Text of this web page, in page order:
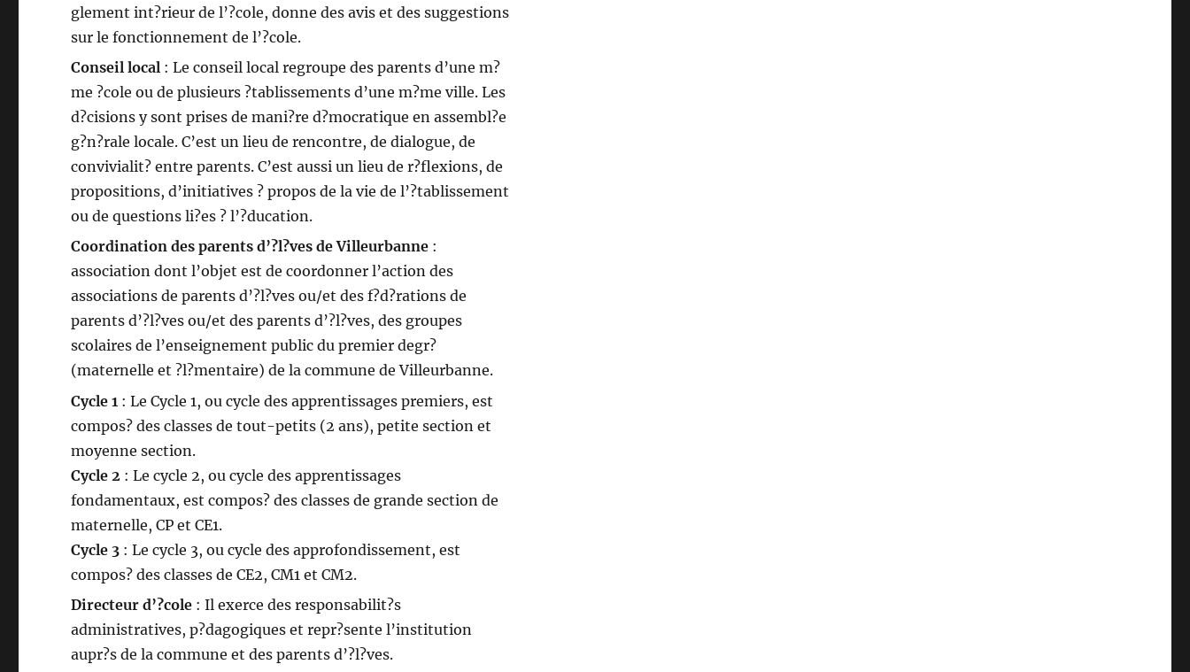
glement int?rieur de l’?cole, donne des avis et des suggestions
sur le fonctionnement de l’?cole.
Conseil local : Le conseil local regroupe des parents d’une m?
me ?cole ou de plusieurs ?tablissements d’une m?me ville. Les
d?cisions y sont prises de mani?re d?mocratique en assembl?e
g?n?rale locale. C’est un lieu de rencontre, de dialogue, de
convivialit? entre parents. C’est aussi un lieu de r?flexions, de
propositions, d’initiatives ? propos de la vie de l’?tablissement
ou de questions li?es ? l’?ducation.
Coordination des parents d’?l?ves de Villeurbanne :
association dont l’objet est de coordonner l’action des
associations de parents d’?l?ves ou/et des f?d?rations de
parents d’?l?ves ou/et des parents d’?l?ves, des groupes
scolaires de l’enseignement public du premier degr?
(maternelle et ?l?mentaire) de la commune de Villeurbanne.
Cycle 1 : Le Cycle 1, ou cycle des apprentissages premiers, est
compos? des classes de tout-petits (2 ans), petite section et
moyenne section.
Cycle 2 : Le cycle 2, ou cycle des apprentissages
fondamentaux, est compos? des classes de grande section de
maternelle, CP et CE1.
Cycle 3 : Le cycle 3, ou cycle des approfondissement, est
compos? des classes de CE2, CM1 et CM2.
Directeur d’?cole : Il exerce des responsabilit?s
administratives, p?dagogiques et repr?sente l’institution
aupr?s de la commune et des parents d’?l?ves.